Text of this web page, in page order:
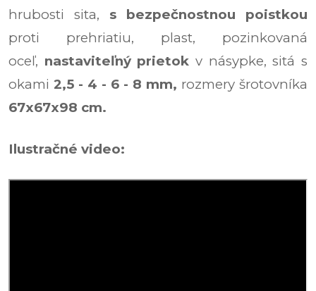
hrubosti sita, s bezpečnostnou poistkou
proti prehriatiu, plast, pozinkovaná
oceľ, nastaviteľný prietok v násypke, sitá s
okami 2,5 - 4 - 6 - 8 mm, rozmery šrotovníka
67x67x98 cm.
Ilustračné video: